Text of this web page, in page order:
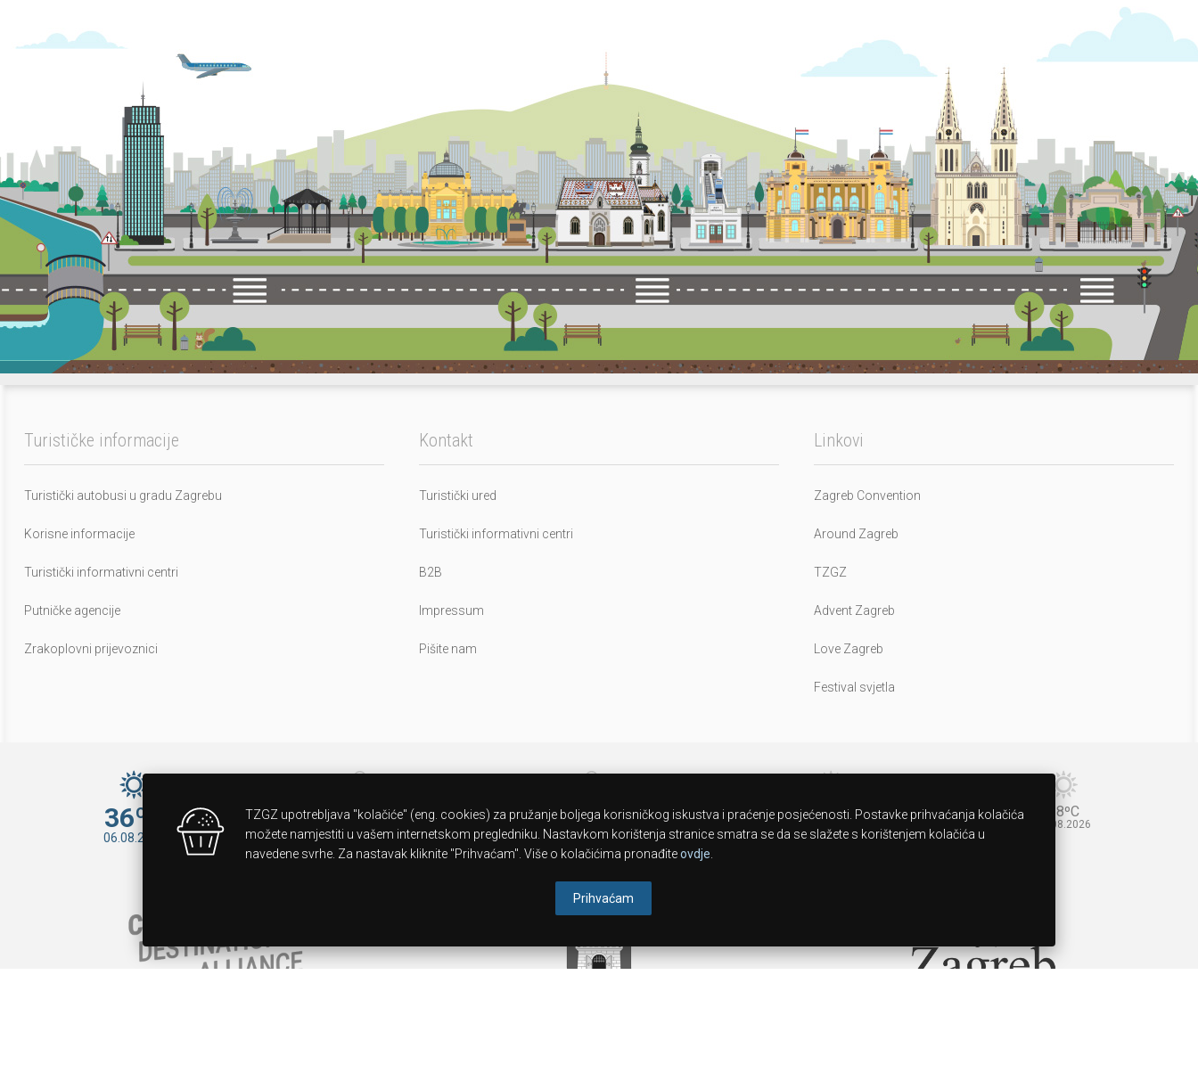
Turističke informacije
Turistički autobusi u gradu Zagrebu
Korisne informacije
Turistički informativni centri
Putničke agencije
Zrakoplovni prijevoznici
Kontakt
Turistički ured
Turistički informativni centri
B2B
Impressum
Pišite nam
Linkovi
Zagreb Convention
Around Zagreb
TZGZ
Advent Zagreb
Love Zagreb
Festival svjetla
36ºC
06.08.2026
33ºC 32ºC
08.08.2026
35ºC 38ºC
10.08.2026
TZGZ upotrebljava "kolačiće" (eng. cookies) za pružanje boljega korisničkog iskustva i praćenje posjećenosti. Postavke prihvaćanja kolačića
možete namjestiti u vašem internetskom pregledniku. Nastavkom korištenja stranice smatra se da se slažete s korištenjem kolačića u
navedene svrhe. Za nastavak kliknite "Prihvaćam". Više o kolačićima pronađiteovdje
Prihvaćam